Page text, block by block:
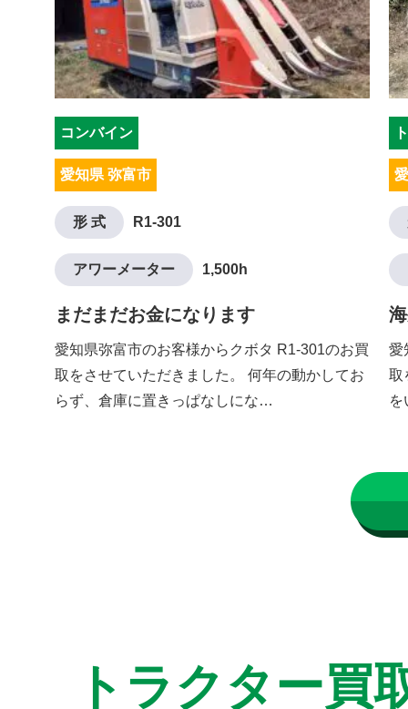
コンバイン
愛知県 弥富市
形 式 R1-301
アワーメーター 1,500h
まだまだお金になります
愛知県弥富市のお客様からクボタ R1-301のお買
取をさせていただきました。 何年の動かしてお
らず、倉庫に置きっぱなしにな…
愛
取
トラクター買